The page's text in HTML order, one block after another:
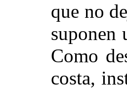
que no
suponen
Como
costa,